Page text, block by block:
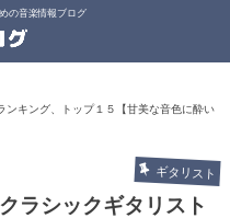
の音楽情報ブログ
ンキング、トップ１５【甘美な音色に酔い
ギタリスト
ラシックギタリスト